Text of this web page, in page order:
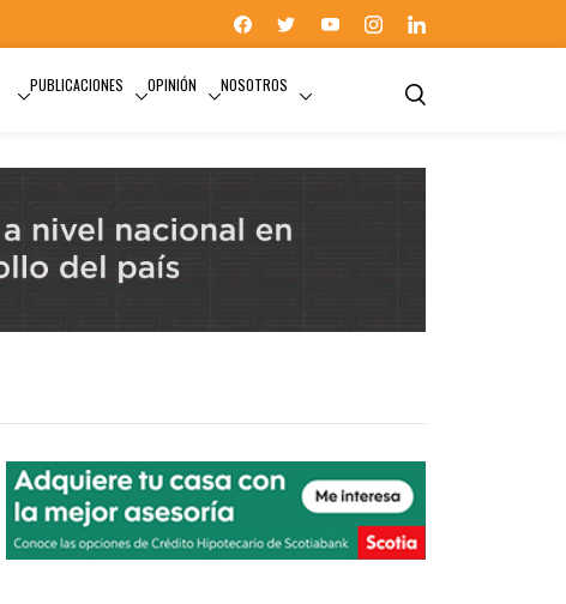
PUBLICACIONES OPINIÓN NOSOTROS